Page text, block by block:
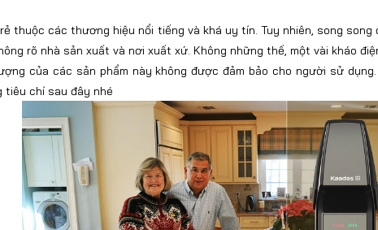
thuộc các thương hiệu nổi tiếng và khá uy tín. Tuy nhiên, song
rõ nhà sản xuất và nơi xuất xứ. Không những thế, một vài kháo
của các sản phẩm này không được đảm bảo cho người sử
chí sau đây nhé